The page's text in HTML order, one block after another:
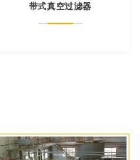
带式真空过滤器